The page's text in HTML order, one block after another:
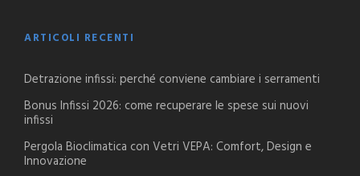
ARTICOLI RECENTI
Detrazione infissi: perché conviene cambiare i serramenti
Bonus Infissi 2026: come recuperare le spese sui nuovi
infissi
Pergola Bioclimatica con Vetri VEPA: Comfort, Design e
Innovazione